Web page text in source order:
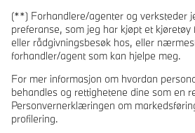
(**) Forhandlere/agenter og verksteder
preferanse, som jeg har kjøpt et
eller rådgivningsbesøk hos, eller
forhandler/agent som kan hjelpe meg.
For mer informasjon om hvordan
behandles og rettighetene dine som en
Personvernerklæringen om
profilering.